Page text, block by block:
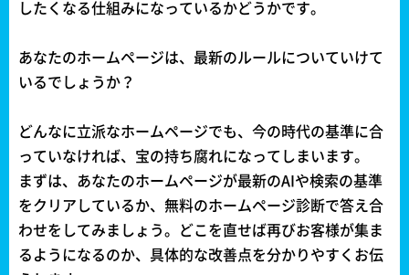
したくなる仕組みになっているかどうかです。
あなたのホームページは、最新のルールについていけて
いるでしょうか？
どんなに立派なホームページでも、今の時代の基準に合
っていなければ、宝の持ち腐れになってしまいます。
まずは、あなたのホームページが最新のAIや検索の基準
をクリアしているか、無料のホームページ診断で答え合
わせをしてみましょう。どこを直せば再びお客様が集ま
るようになるのか、具体的な改善点を分かりやすくお伝